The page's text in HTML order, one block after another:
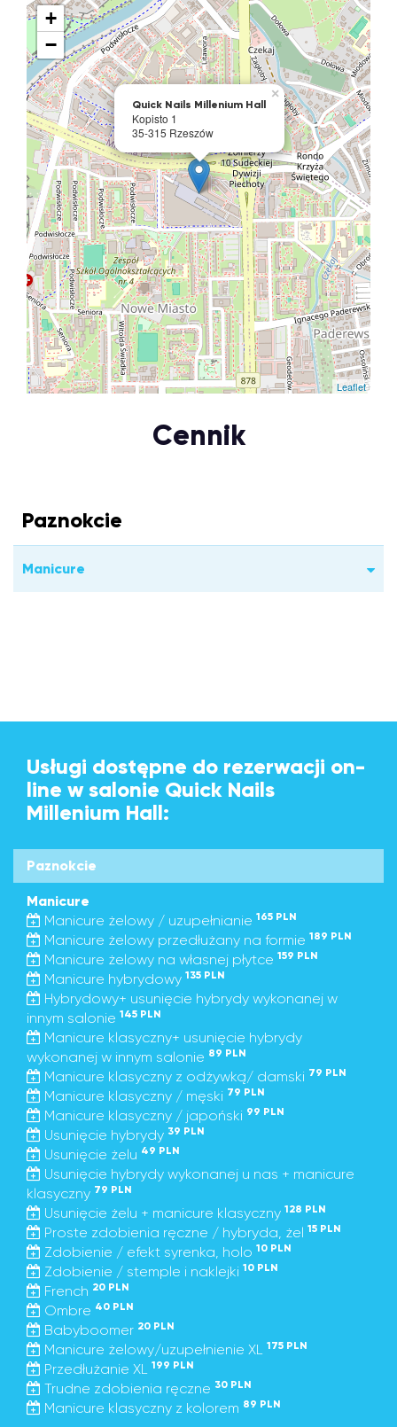
Quick Nails Millenium Hall
Kopisto 1
35-315 Rzeszów
×
+
−
Leaflet
Cennik
Paznokcie
Manicure
Usługi dostępne do rezerwacji on-
line w salonie Quick Nails
Millenium Hall:
Paznokcie
Manicure
Manicure żelowy / uzupełnianie 165 PLN
Manicure żelowy przedłużany na formie 189 PLN
Manicure żelowy na własnej płytce 159 PLN
Manicure hybrydowy 135 PLN
Hybrydowy+ usunięcie hybrydy wykonanej w
innym salonie 145 PLN
Manicure klasyczny+ usunięcie hybrydy
wykonanej w innym salonie 89 PLN
Manicure klasyczny z odżywką/ damski 79 PLN
Manicure klasyczny / męski 79 PLN
Manicure klasyczny / japoński 99 PLN
Usunięcie hybrydy 39 PLN
Usunięcie żelu 49 PLN
Usunięcie hybrydy wykonanej u nas + manicure
klasyczny 79 PLN
Usunięcie żelu + manicure klasyczny 128 PLN
Proste zdobienia ręczne / hybryda, żel 15 PLN
Zdobienie / efekt syrenka, holo 10 PLN
Zdobienie / stemple i naklejki 10 PLN
French 20 PLN
Ombre 40 PLN
Babyboomer 20 PLN
Manicure żelowy/uzupełnienie XL 175 PLN
Przedłużanie XL 199 PLN
Trudne zdobienia ręczne 30 PLN
Manicure klasyczny z kolorem 89 PLN